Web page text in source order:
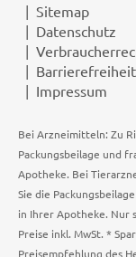
Sitemap
Datenschutz
Barrierefreiheit
Impressum
Bei Arzneimitteln: Zu
Packungsbeilage und
Apotheke. Bei
Sie die
in Ihrer Apotheke. Nur
Preise inkl. MwSt. *
Preisempfehlung des